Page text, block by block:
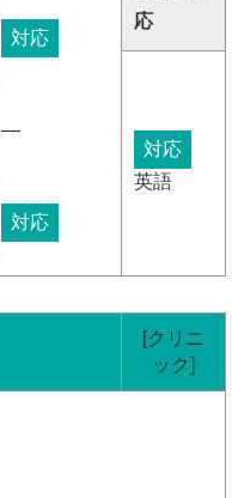
対応
―
対応
応
対応
英語
[クリニ
ック]